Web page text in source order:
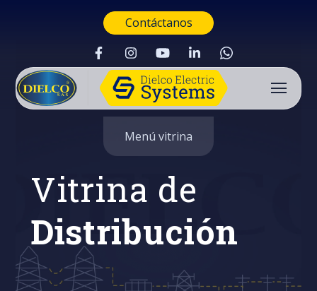
Contáctanos
Menú vitrina
Vitrina de
Distribución